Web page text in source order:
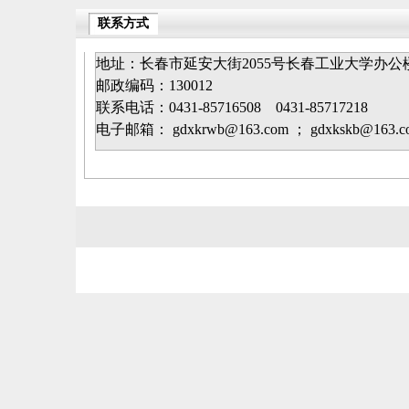
联系方式
地址：长春市延安大街2055号长春工业大学办公
邮政编码：130012
联系电话：0431-85716508 0431-85717218
电子邮箱： gdxkrwb@163.com ；